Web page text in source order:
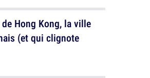
Hong Kong, la ville
(et qui clignote